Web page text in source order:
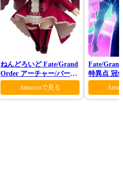
ねんどろいど Fate/Grand
Order アーチャー/バーヴ
ァン シー
Amazonで見る
Fate/
特異点 冠
モン-(完全